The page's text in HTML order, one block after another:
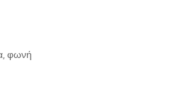
φωνή